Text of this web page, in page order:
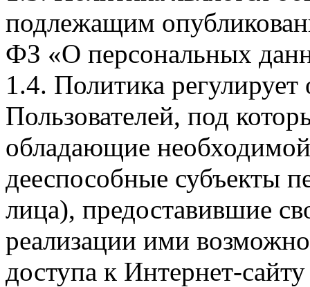
подлежащим
ФЗ «О персональных
1.4. Политика
Пользователей, под
обладающие
дееспособные субъекты
лица), предоставившие
реализации ими
доступа к Интернет-